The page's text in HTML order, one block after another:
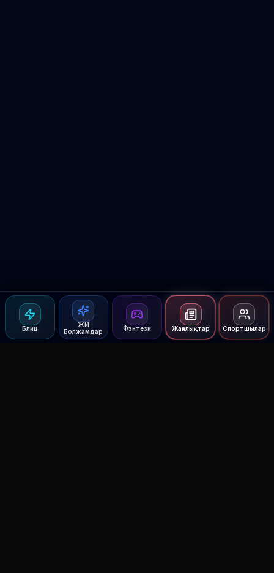
Блиц
ЖИ
Болжамдар
Фэнтези Жаңалықтар Спортшылар